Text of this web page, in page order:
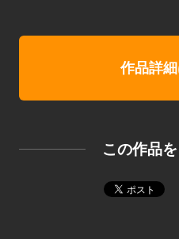
作品詳
この作品